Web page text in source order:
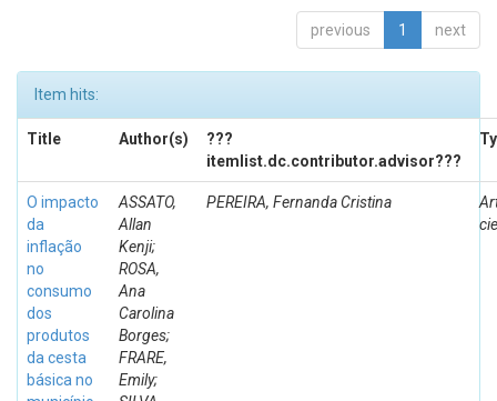
previous 1 next
Item hits:
Title Author(s)
???
itemlist.dc.contributor.advisor???
O impacto
da
inflação
no
consumo
dos
produtos
da cesta
básica no
ASSATO,
Allan
Kenji;
ROSA,
Ana
Carolina
Borges;
FRARE,
Emily;
PEREIRA, Fernanda Cristina